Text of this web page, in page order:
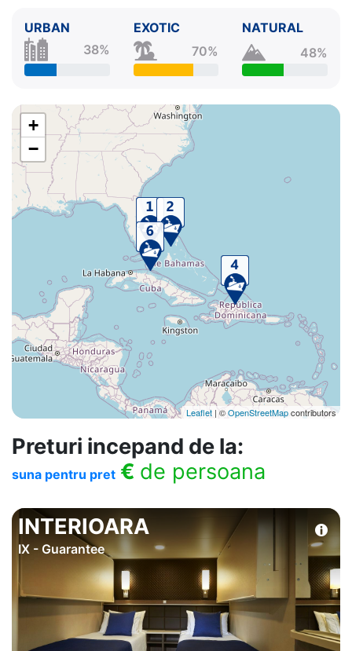
URBAN
38%
EXOTIC
70%
NATURAL
48%
+
−
Leaflet | ©OpenStreetMapcontributors
Preturi incepand de la:
suna pentru pret € de persoana
INTERIOARA
IX - Guarantee